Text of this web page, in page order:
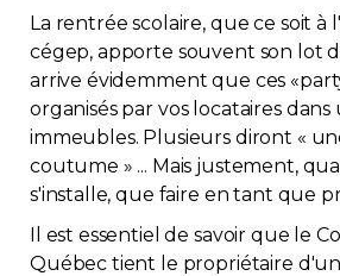
Copropriété
Environnement
Rabais APQ
App APQ
La rentrée scolaire, que ce soit à
cégep, apporte souvent son lot
arrive évidemment que ces
organisés par vos locataires dans
immeubles. Plusieurs diront «
coutume » ... Mais justement,
s'installe, que faire en tant que
Il est essentiel de savoir que le
Québec tient le propriétaire